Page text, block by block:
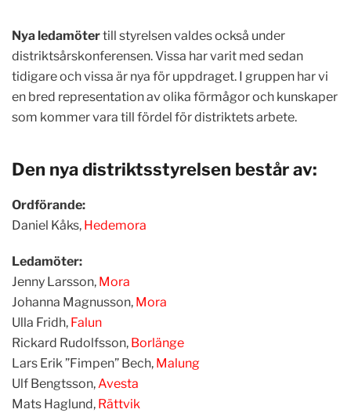
Nya ledamötertill styrelsen valdes också under
distriktsårskonferensen. Vissa har varit med sedan
tidigare och vissa är nya för uppdraget. I gruppen har vi
en bred representation av olika förmågor och kunskaper
som kommer vara till fördel för distriktets arbete.
Den nya distriktsstyrelsen består av:
Ordförande:
Daniel Kåks, Hedemora
Ledamöter:
Jenny Larsson, Mora
Johanna Magnusson, Mora
Ulla Fridh, Falun
Rickard Rudolfsson, Borlänge
Lars Erik ”Fimpen” Bech, Malung
Ulf Bengtsson,Avesta
Mats Haglund, Rättvik